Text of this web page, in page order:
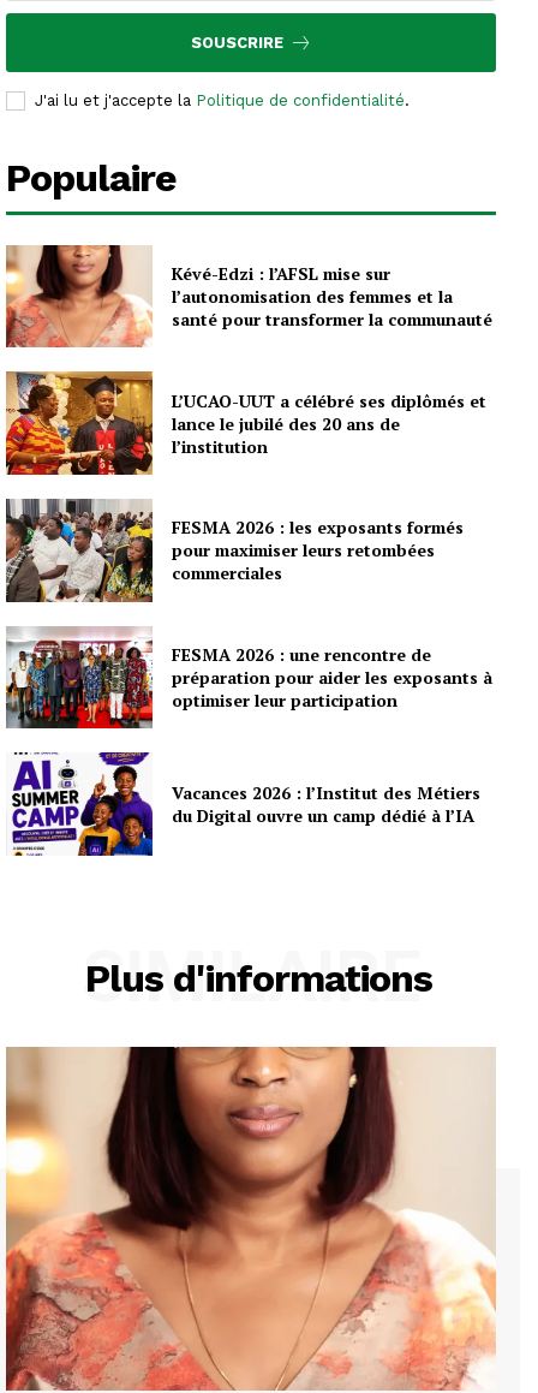
SOUSCRIRE
J'ai lu et j'accepte la Politique de confidentialité.
Populaire
Kévé-Edzi : l’AFSL mise sur
l’autonomisation des femmes et la
santé pour transformer la communauté
L’UCAO-UUT a célébré ses diplômés et
lance le jubilé des 20 ans de
l’institution
FESMA 2026 : les exposants formés
pour maximiser leurs retombées
commerciales
FESMA 2026 : une rencontre de
préparation pour aider les exposants à
optimiser leur participation
Vacances 2026 : l’Institut des Métiers
du Digital ouvre un camp dédié à l’IA
Plus d'informations
SIMILAIRE